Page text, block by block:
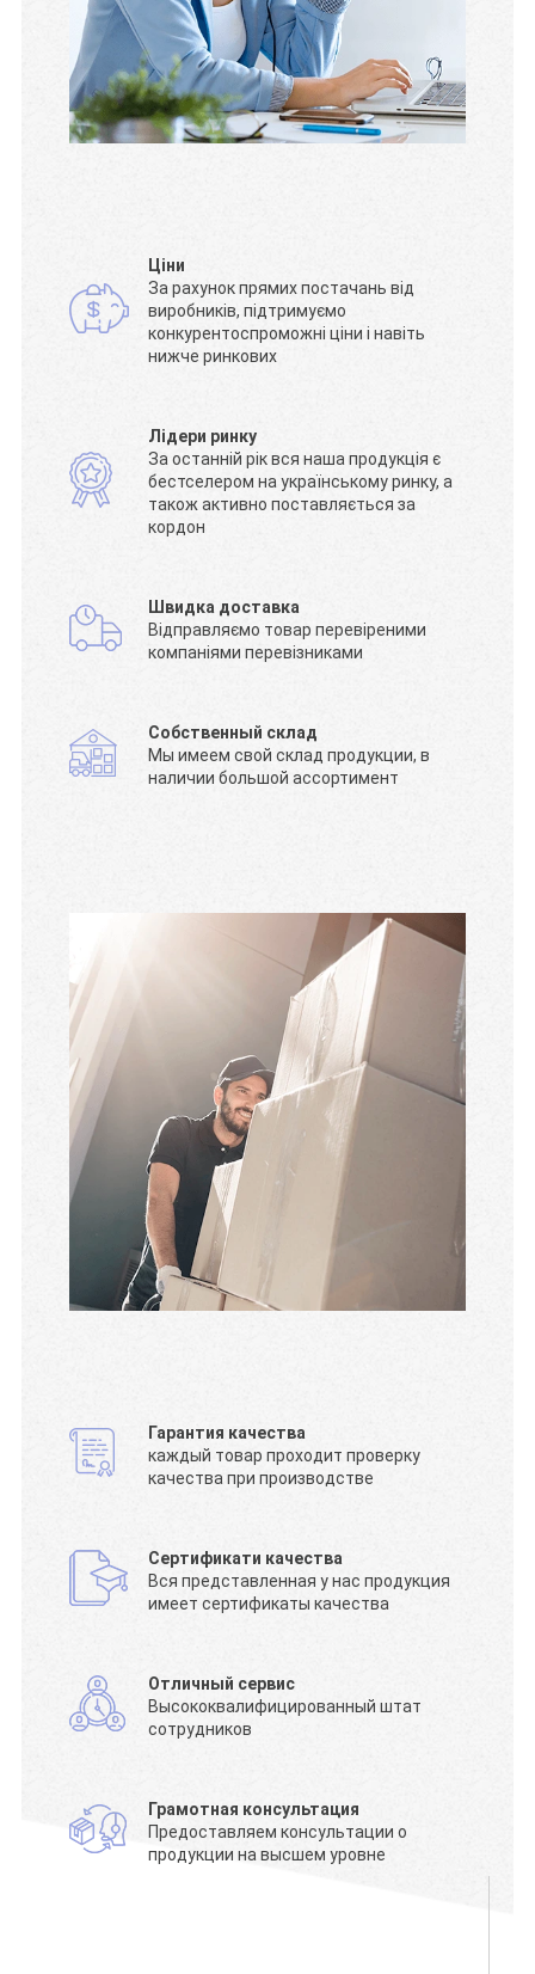
Ціни
За рахунок прямих постачань від
виробників, підтримуємо
конкурентоспроможні ціни і навіть
нижче ринкових
Лідери ринку
За останній рік вся наша продукція є
бестселером на українському ринку, а
також активно поставляється за
кордон
Швидка доставка
Відправляємо товар перевіреними
компаніями перевізниками
Собственный склад
Мы имеем свой склад продукции, в
наличии большой ассортимент
Гарантия качества
каждый товар проходит проверку
качества при производстве
Сертификати качества
Вся представленная у нас продукция
имеет сертификаты качества
Отличный сервис
Высококвалифицированный штат
сотрудников
Грамотная консультация
Предоставляем консультации о
продукции на высшем уровне